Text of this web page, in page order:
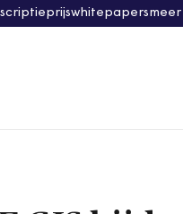
scriptieprijswhitepapersmeer